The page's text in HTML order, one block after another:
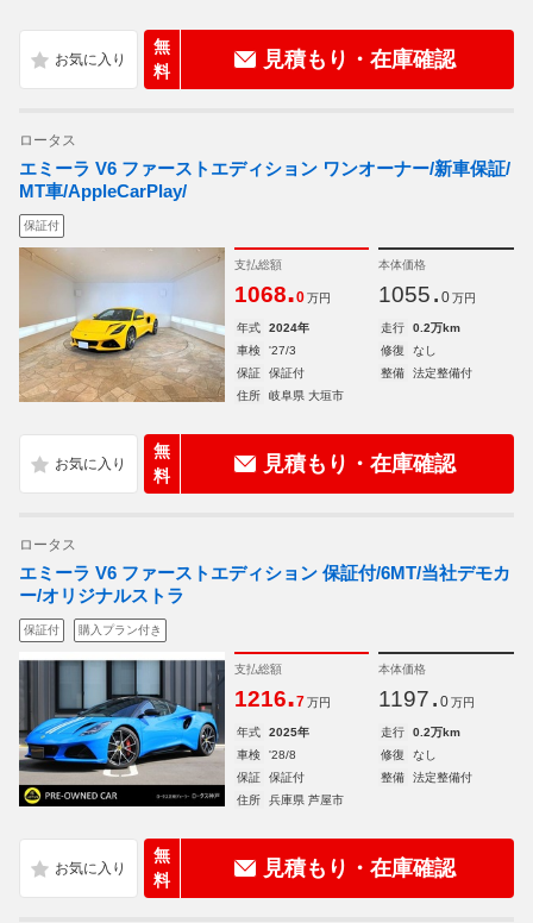
無
料
見積もり・在庫確認
ロータス
エミーラ V6 ファーストエディション ワンオーナー/新車保証/
MT車/AppleCarPlay/
保証付
支払総額
1068.0 万円
本体価格
1055. 0 万円
年式 2024年 走行
0.2万km
車検
'27/3 修復
なし
保証
保証付 整備
法定整備付
住所
岐阜県 大垣市
無
料
見積もり・在庫確認
ロータス
エミーラ V6 ファーストエディション 保証付/6MT/当社デモカ
ー/オリジナルストラ
保証付 購入プラン付き
支払総額
1216.7 万円
本体価格
1197. 0 万円
年式 2025年 走行
0.2万km
車検
'28/8 修復
なし
保証
保証付 整備
法定整備付
住所
兵庫県 芦屋市
無
料
見積もり・在庫確認